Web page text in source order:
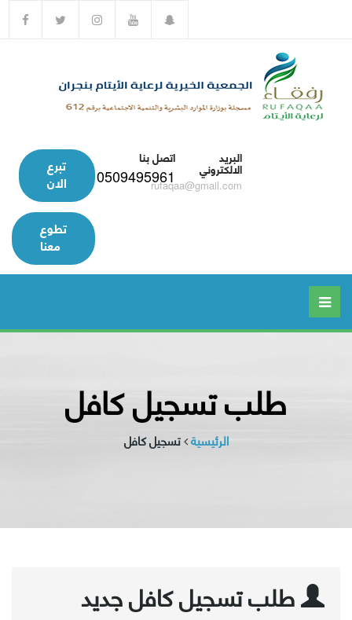
البريد
الالكتروني
rufaqaa@gmail.com
اتصل بنا
0509495961 تبرع
الان
تطوع
معنا
طلب تسجيل كافل
الرئيسية تسجيل كافل
طلب تسجيل كافل جديد